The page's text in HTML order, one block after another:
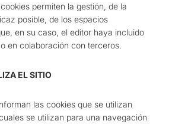
permiten la gestión, de la
posible, de los espacios
en su caso, el editor haya incluido
en colaboración con terceros.
EL SITIO
las cookies que se utilizan
se utilizan para una navegación